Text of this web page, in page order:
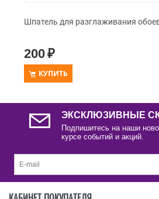
Шпатель для разглаживания
200₽
КУПИТЬ
ЭКСКЛЮЗИВНЫЕ
Подпишитесь на наши
курсе событий и акций.